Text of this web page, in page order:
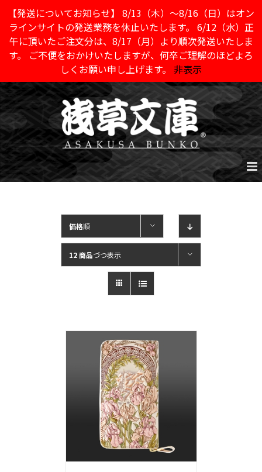
Skip
to
content
価格順
12 商品づつ表示
【発送についてお知らせ】 8/13（木）～8/16（日）はオン
ラインサイトの発送業務を休止いたします。 6/12（水）正
午に頂いたご注文分は、8/17（月）より順次発送いたしま
す。 ご不便をおかけいたしますが、何卒ご理解のほどよろ
しくお願い申し上げます。 非表示